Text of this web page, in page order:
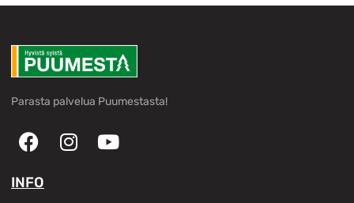
Parasta palvelua Puumestasta!
INFO